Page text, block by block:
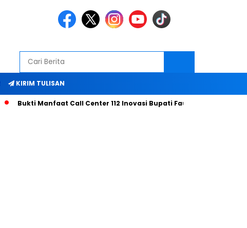
KIRIM TULISAN
Bukti Manfaat Call Center 112 Inovasi Bupati Fauzi Hari ini